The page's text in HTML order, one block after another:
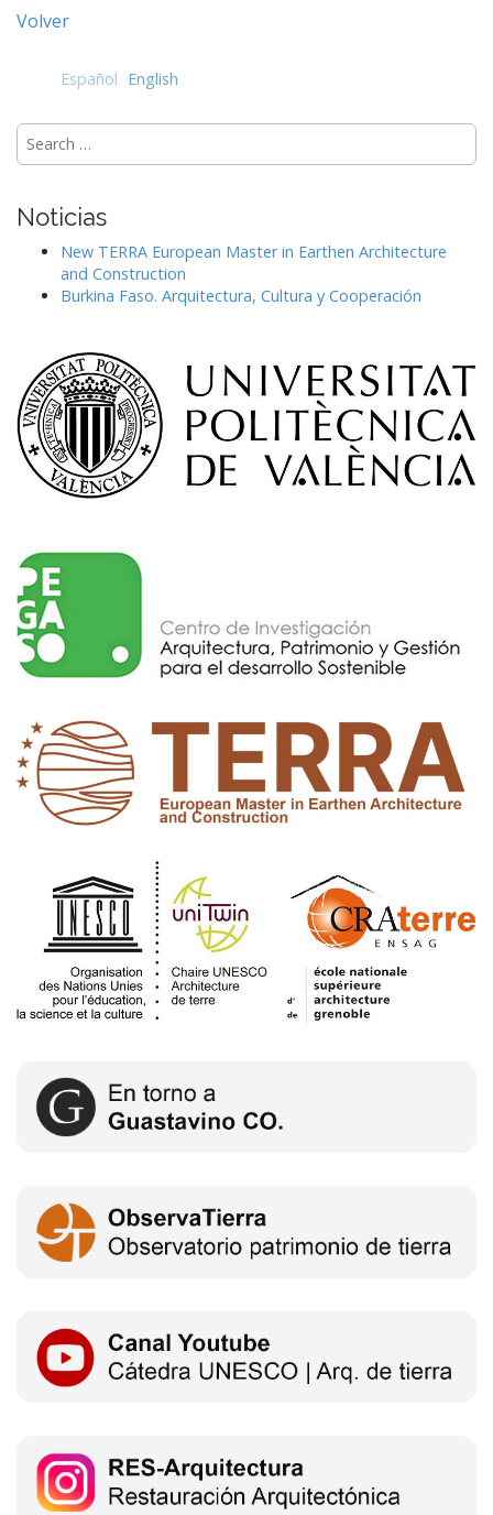
Volver
Español English
Search
for:
Noticias
New TERRA European Master in Earthen Architecture
and Construction
Burkina Faso. Arquitectura, Cultura y Cooperación